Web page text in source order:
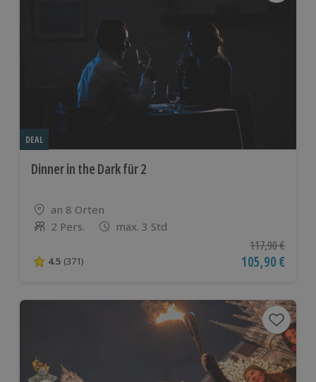
DEAL
Dinner in the Dark für 2
Standort
an 8 Orten
Anzahl der Teilnehmer
2 Pers. max. 3 Std
4.5 von 5 Sternen basierend auf 371 Bewertungen
4.5 (371)
Ursprünglicher
117,90 €
Aktueller Preis
105,90 €